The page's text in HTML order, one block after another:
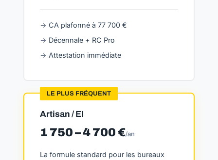
CA plafonné à 77 700 €
Décennale + RC Pro
Attestation immédiate
LE PLUS FRÉQUENT
Artisan / EI
1 750 – 4 700 €/an
La formule standard pour les bureaux